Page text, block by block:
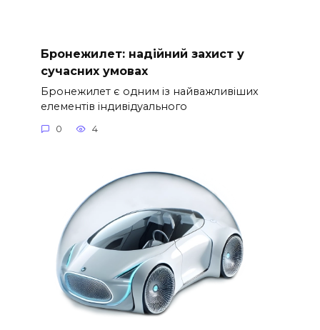
Бронежилет: надійний захист у
сучасних умовах
Бронежилет є одним із найважливіших
елементів індивідуального
0 4